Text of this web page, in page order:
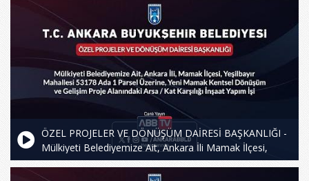
ÖZEL PROJELER VE DÖNÜŞÜM DAİRESİ BAŞKANLIĞI -
Mülkiyeti Belediyemize Ait, Ankara İli Mamak İlçesi,
Yeşilbayır Mahallesi 53178 Ada 1 Parsel Üzerine, Yeni
Mamak Kentsel Dönüşüm ve Gelişim Proje Alanındaki